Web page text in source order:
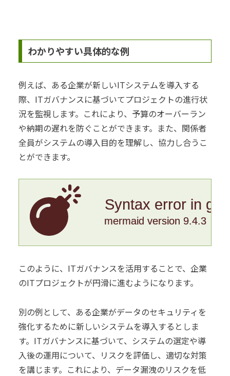
わかりやすい具体的な例
例えば、ある企業が新しいITシステムを導入する
際、ITガバナンスに基づいてプロジェクトの進行状
況を監視します。これにより、予算のオーバーラン
や納期の遅れを防ぐことができます。また、関係者
全員がシステムの導入目的を理解し、協力し合うこ
とができます。
Syntax error in
mermaid version 9.4.3
このように、ITガバナンスを活用することで、企業
のITプロジェクトが円滑に進むようになります。
別の例として、ある企業がデータのセキュリティを
強化するために新しいシステムを導入するとしま
す。ITガバナンスに基づいて、システムの選定や導
入後の運用について、リスクを評価し、適切な対策
を講じます。これにより、データ漏洩のリスクを低